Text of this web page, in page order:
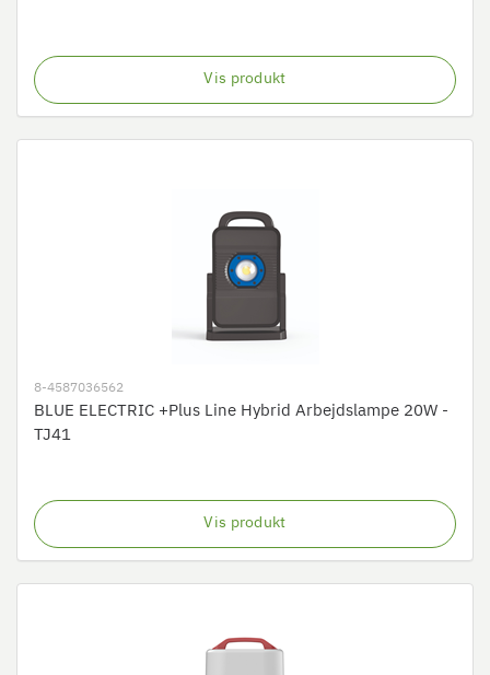
Vis produkt
8-4587036562
BLUE ELECTRIC +Plus Line Hybrid Arbejdslampe 20W -
TJ41
Vis produkt